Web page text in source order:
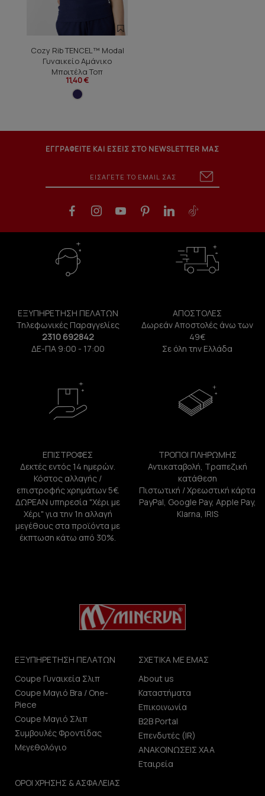
Cozy Rib TENCEL™ Modal
Γυναικείο Αμάνικο
Μπριτέλα Τοπ
11,40 €
ΕΓΓΡΑΦΕΙΤΕ ΚΑΙ ΕΣΕΙΣ ΣΤΟ NEWSLETTER ΜΑΣ
ΕΞΥΠΗΡΕΤΗΣΗ ΠΕΛΑΤΩΝ
Τηλεφωνικές Παραγγελίες
2310 692842
ΔΕ-ΠΑ 9:00 - 17:00
ΑΠΟΣΤΟΛΕΣ
Δωρεάν Αποστολές άνω των
49€
Σε όλη την Ελλάδα
ΕΠΙΣΤΡΟΦΕΣ
Δεκτές εντός 14 ημερών.
Κόστος αλλαγής /
επιστροφής χρημάτων 5€.
ΔΩΡΕΑΝ υπηρεσία "Χέρι με
Χέρι" για την 1η αλλαγή
μεγέθους στα προϊόντα με
έκπτωση κάτω από 30%.
ΤΡΟΠΟΙ ΠΛΗΡΩΜΗΣ
Αντικαταβολή, Τραπεζική
κατάθεση
Πιστωτική / Χρεωστική κάρτα
PayPal, Google Pay, Apple Pay,
Klarna, IRIS
ΕΞΥΠΗΡΕΤΗΣΗ ΠΕΛΑΤΩΝ
Coupe Γυναικεία Σλιπ
Coupe Μαγιό Bra / One-
Piece
Coupe Μαγιό Σλιπ
Συμβουλές Φροντίδας
Μεγεθολόγιο
ΣΧΕΤΙΚΑ ΜΕ ΕΜΑΣ
About us
Καταστήματα
Επικοινωνία
B2B Portal
Επενδυτές (IR)
ΑΝΑΚΟΙΝΩΣΕΙΣ ΧΑΑ
Εταιρεία
ΟΡΟΙ ΧΡΗΣΗΣ & ΑΣΦΑΛΕΙΑΣ